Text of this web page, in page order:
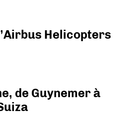
Helicopters
de Guynemer à